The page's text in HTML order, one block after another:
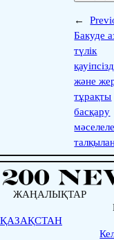
←
Бакуде
түлік
және
тұрақты
басқару
ЖАҢАЛЫҚТАР
ҚАЗАҚСТАН